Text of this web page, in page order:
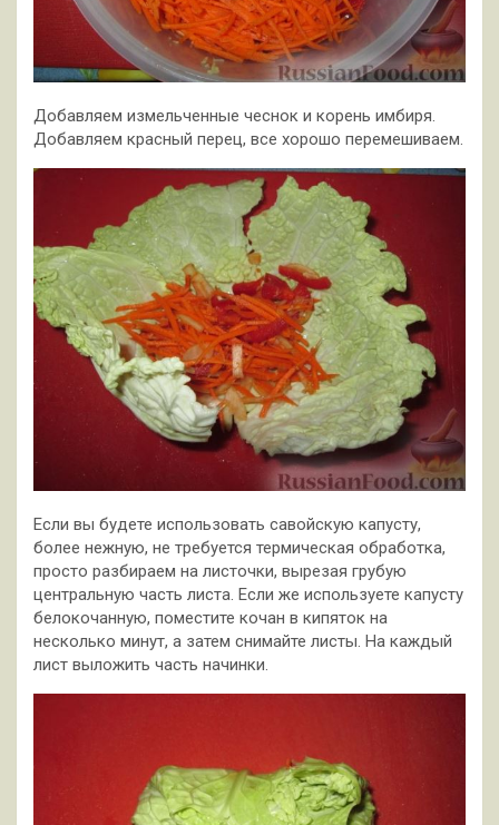
Добавляем измельченные чеснок и корень имбиря.
Добавляем красный перец, все хорошо перемешиваем.
Если вы будете использовать савойскую капусту,
более нежную, не требуется термическая обработка,
просто разбираем на листочки, вырезая грубую
центральную часть листа. Если же используете капусту
белокочанную, поместите кочан в кипяток на
несколько минут, а затем снимайте листы. На каждый
лист выложить часть начинки.